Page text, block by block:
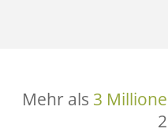
Mehr als 3